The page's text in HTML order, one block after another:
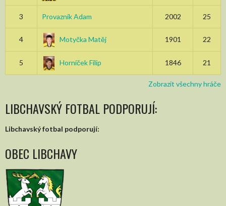
3 Provazník Adam 2002 25
4 Motyčka Matěj 1901 22
5 Horníček Filip 1846 21
Zobrazit všechny hráče
LIBCHAVSKÝ FOTBAL PODPORUJÍ:
Libchavský fotbal podporují:
OBEC LIBCHAVY